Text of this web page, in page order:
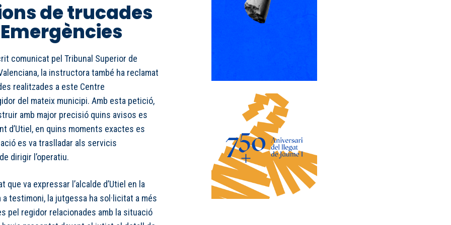
de trucades
comunicat pel Tribunal Superior de
la instructora també ha reclamat
realitzades a este Centre
del mateix municipi. Amb esta petició,
amb major precisió quins avisos es
d’Utiel, en quins moments exactes es
es va traslladar als servicis
dirigir l’operatiu.
que va expressar l’alcalde d’Utiel en la
testimoni, la jutgessa ha sol·licitat a més
pel regidor relacionades amb la situació